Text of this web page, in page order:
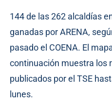
144 de las 262 alcaldías
ganadas por ARENA,
pasado el COENA. El
continuación muestra los
publicados por el TSE
lunes.